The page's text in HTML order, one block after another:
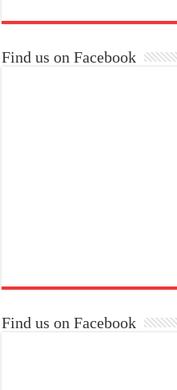
Find us on Facebook
Find us on Facebook